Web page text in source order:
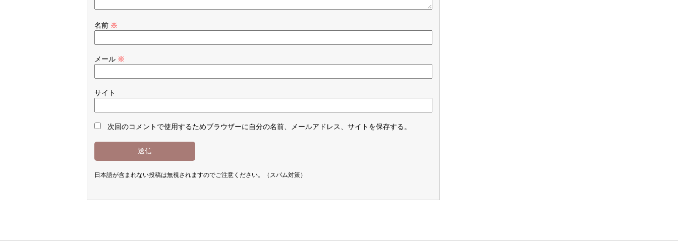
名前 ※
メール ※
サイト
次回のコメントで使用するためブラウザーに自分の名前、メールアドレス、サイトを保存する。
日本語が含まれない投稿は無視されますのでご注意ください。（スパム対策）